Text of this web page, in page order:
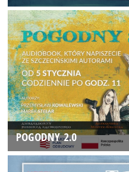
POGODNY 2.0